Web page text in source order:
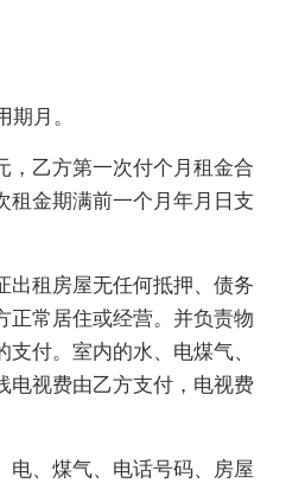
月。
，乙方第一次付个月租金合
租金期满前一个月年月日支
出租房屋无任何抵押、债务
正常居住或经营。并负责物
付。室内的水、电煤气、
电视费由乙方支付，电视费
电、煤气、电话号码、房屋